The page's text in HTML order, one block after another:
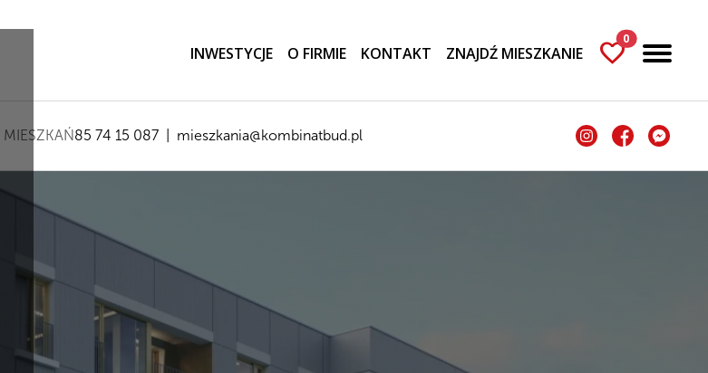
INWESTYCJE O FIRMIE KONTAKT ZNAJDŹ MIESZKANIE favorite0
MIESZKAŃ85 74 15 087 mieszkania@kombinatbud.pl